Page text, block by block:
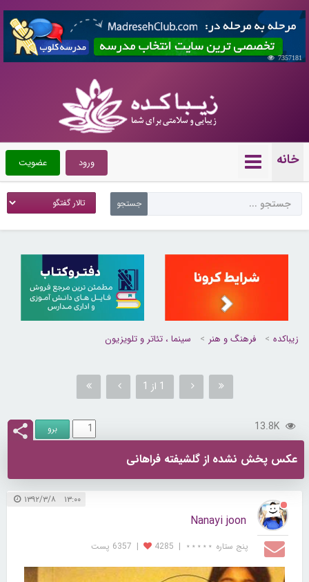
7357181
خانه عضویت ورود
زیباکده فرهنگ و هنر سینما ، تئاتر و تلویزیون
1 از 1
13.8K
عکس پخش نشده از گلشیفته فراهانی
۱۳:۰۰ ۱۳۹۲/۳/۸
Nanayi joon
پنج ستاره ⋆⋆⋆⋆⋆ |
4285
| 6357 پست